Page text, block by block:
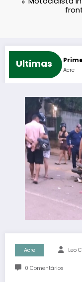
UltimasPrimeira
Acre Leo
0 Comentários